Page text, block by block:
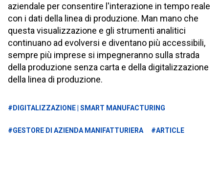
aziendale per consentire l'interazione in tempo reale
con i dati della linea di produzione. Man mano che
questa visualizzazione e gli strumenti analitici
continuano ad evolversi e diventano più accessibili,
sempre più imprese si impegneranno sulla strada
della produzione senza carta e della digitalizzazione
della linea di produzione.
#DIGITALIZZAZIONE | SMART MANUFACTURING
#GESTORE DI AZIENDA MANIFATTURIERA #ARTICLE